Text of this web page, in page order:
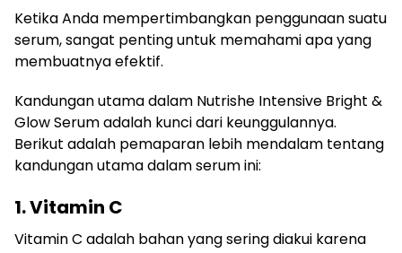
Ketika Anda mempertimbangkan penggunaan suatu
serum, sangat penting untuk memahami apa yang
membuatnya efektif.
Kandungan utama dalam Nutrishe Intensive Bright &
Glow Serum adalah kunci dari keunggulannya.
Berikut adalah pemaparan lebih mendalam tentang
kandungan utama dalam serum ini:
1. Vitamin C
Vitamin C adalah bahan yang sering diakui karena